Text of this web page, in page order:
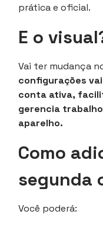
prática e oficial.
E o
Vai ter mudança
configurações
conta ativa,
gerencia
aparelho.
Como
segunda
Você poderá: